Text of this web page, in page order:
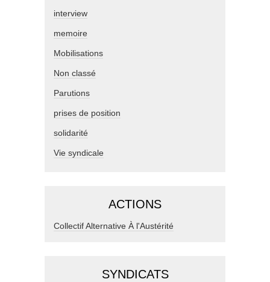
interview
memoire
Mobilisations
Non classé
Parutions
prises de position
solidarité
Vie syndicale
ACTIONS
Collectif Alternative À l'Austérité
SYNDICATS